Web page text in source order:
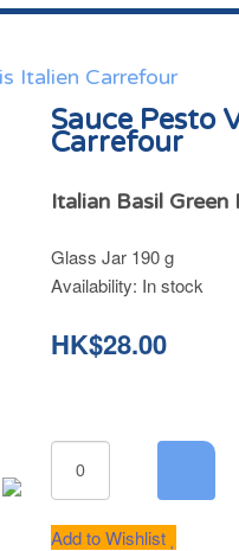
Italien Carrefour
Sauce Pesto
Carrefour
Italian Basil Green
Glass Jar 190 g
Availability: In stock
HK$28.00
Add to Wishlist